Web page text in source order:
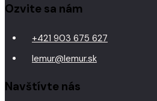
Ozvite sa nám
+421 903 675 627
lemur@lemur.sk
Navštívte nás